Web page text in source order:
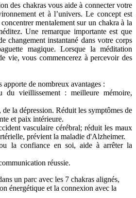
des chakras vous aide à connecter votre
et à l’univers. Le concept est
mentalement sur un chakra à la
Une remarque importante est que
changement instantané dans votre corps
magique. Lorsque la méditation
vie, vous commencerez à percevoir des
apporte de nombreux avantages :
vieillissement : meilleure mémoire,
la dépression. Réduit les symptômes de
et paix intérieure.
vasculaire cérébral; réduit les maux
prévient la maladie d'Alzheimer.
la confiance en soi, aide à arrêter la
réussie.